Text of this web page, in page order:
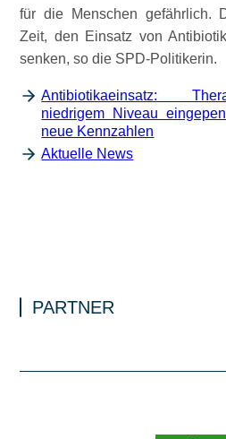
für die Menschen gefährlich.
Zeit, den Einsatz von
senken, so die SPD-Politikerin.
Antibiotikaeinsatz:
niedrigem Niveau
neue Kennzahlen
Aktuelle News
PARTNER